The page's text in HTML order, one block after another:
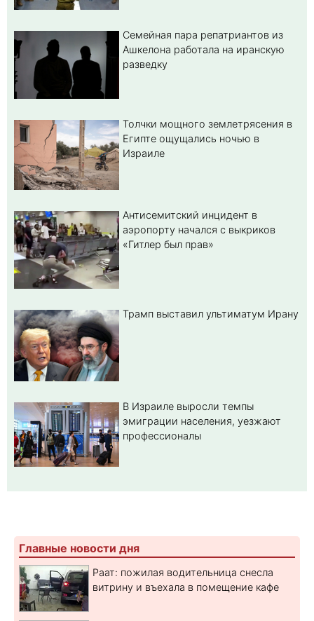
Семейная пара репатриантов из
Ашкелона работала на иранскую
разведку
Толчки мощного землетрясения в
Египте ощущались ночью в
Израиле
Антисемитский инцидент в
аэропорту начался с выкриков
«Гитлер был прав»
Трамп выставил ультиматум Ирану
В Израиле выросли темпы
эмиграции населения, уезжают
профессионалы
Главные новости дня
Раат: пожилая водительница снесла
витрину и въехала в помещение кафе